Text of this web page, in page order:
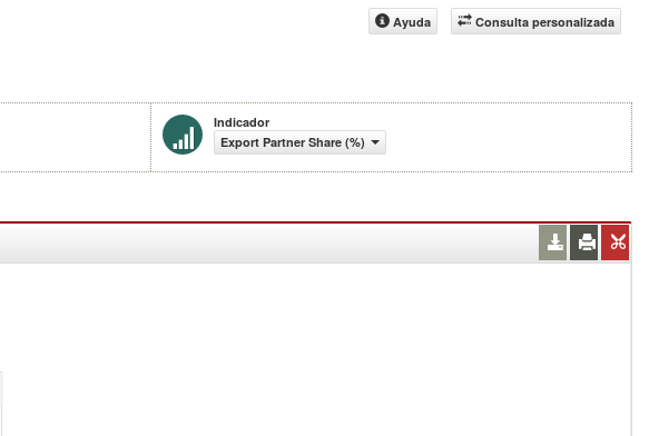
Consulta personalizada
Ayuda
Indicador
Export Partner Share (%)